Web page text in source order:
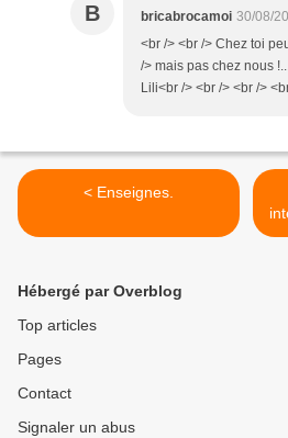
B bricabrocamoi 30/08/
<br /> <br /> Chez toi
/> mais pas chez nous
Lili<br /> <br /> <br />
< Enseignes.
Hébergé par Overblog
Top articles
Pages
Contact
Signaler un abus